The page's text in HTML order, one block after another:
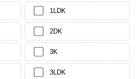
1LDK
2DK
3K
3LDK